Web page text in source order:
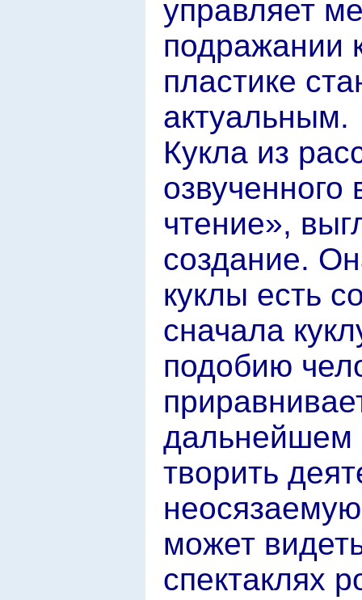
управляет
подражании
пластике
актуальным.
Кукла из
чтение»,
создание.
куклы есть
сначала
подобию
дальнейшем
творить
может
спектаклях